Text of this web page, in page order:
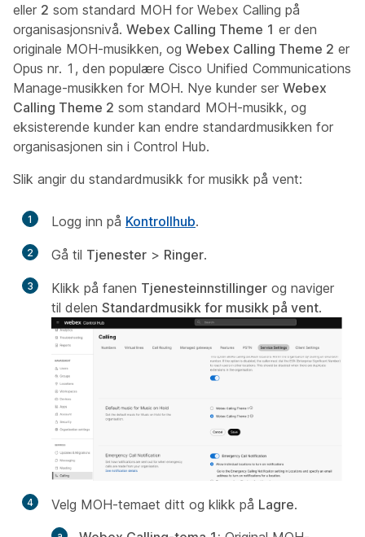
eller 2 som standard MOH for Webex Calling på
organisasjonsnivå. Webex Calling Theme 1 er den
originale MOH-musikken, og Webex Calling Theme 2 er
Opus nr. 1, den populære Cisco Unified Communications
Manage-musikken for MOH. Nye kunder ser Webex
Calling Theme 2 som standard MOH-musikk, og
eksisterende kunder kan endre standardmusikken for
organisasjonen sin i Control Hub.
Slik angir du standardmusikk for musikk på vent:
1 Logg inn på Kontrollhub.
2 Gå til Tjenester > Ringer.
3 Klikk på fanen Tjenesteinnstillinger og naviger
til delen Standardmusikk for musikk på vent.
4 Velg MOH-temaet ditt og klikk på Lagre.